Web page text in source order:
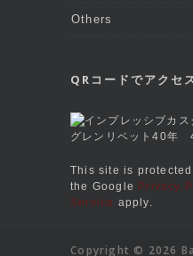
Others
QRコードでアクセ
This site is protected
the Google Privacy
Service apply.
Copyright © 2026